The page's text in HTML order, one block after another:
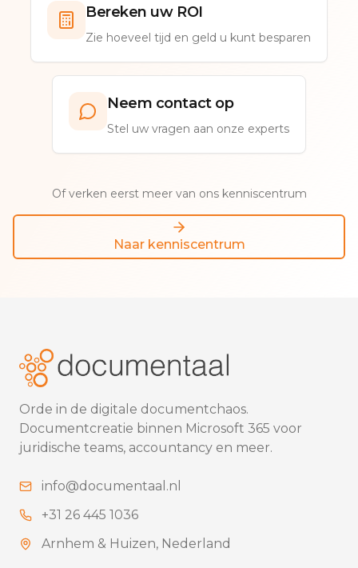
Bereken uw ROI
Zie hoeveel tijd en geld u kunt besparen
Neem contact op
Stel uw vragen aan onze experts
Of verken eerst meer van ons kenniscentrum
Naar kenniscentrum
Orde in de digitale documentchaos.
Documentcreatie binnen Microsoft 365 voor
juridische teams, accountancy en meer.
info@documentaal.nl
+31 26 445 1036
Arnhem & Huizen, Nederland